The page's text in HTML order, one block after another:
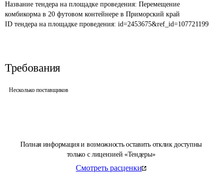
Полная информация и возможность оставить отклик доступны
только с лицензией «Тендеры»
Смотреть расценки
Название тендера на площадке проведения: Перемещение
комбикорма в 20 футовом контейнере в Приморский край
ID тендера на площадке проведения: id=2453675&ref_id=107721199
Требования
Несколько поставщиков